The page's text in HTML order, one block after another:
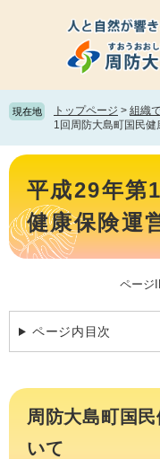
頭
で
飛
ば
て
現在地 トップページ > 組織
1回周防大島町国民
本
平成29年第
健康保険運
ページ
ページ内目次
周防大島町国
いて